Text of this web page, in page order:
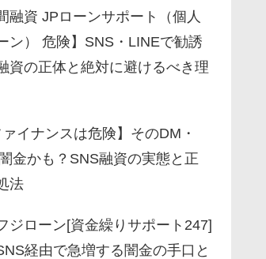
融資 JPローンサポート（個人
ン） 危険】SNS・LINEで勧誘
資の正体と絶対に避けるべき理
ァイナンスは危険】そのDM・
金かも？SNS融資の実態と正
法
ジローン[資金繰りサポート247]
経由で急増する闇金の手口と